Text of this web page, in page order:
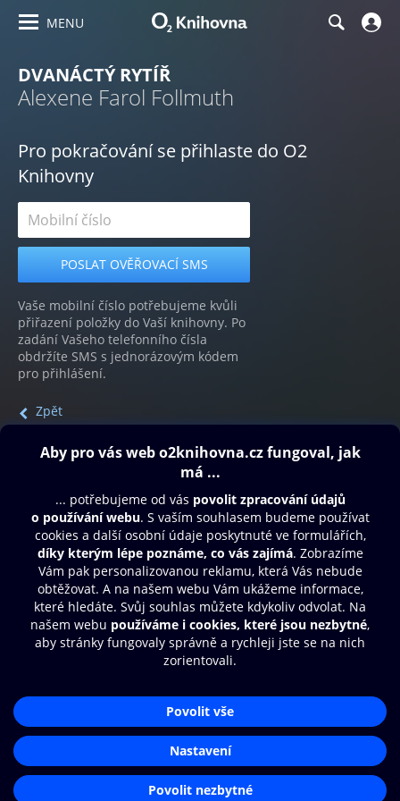
MENU
DVANÁCTÝ RYTÍŘ
Alexene Farol Follmuth
Pro pokračování se přihlaste do O2
Knihovny
Vaše mobilní číslo potřebujeme kvůli
přiřazení položky do Vaší knihovny. Po
zadání Vašeho telefonního čísla
obdržíte SMS s jednorázovým kódem
pro přihlášení.
Zpět
Obsah ke stažení
Moje O2 Knihovna
Další zábava
© O2 Czech Republic a.s.
Přístupnost
Zásady zpracování osobních údajů
Nastavení cookies
Aplikace O2 Knihovna
Čti a poslouchej své e-knihy a
audioknihy rychleji a pohodlněji.